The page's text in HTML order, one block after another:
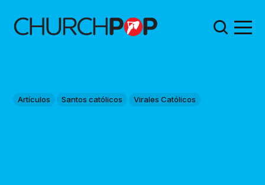
Artículos Santos católicos Virales Católicos